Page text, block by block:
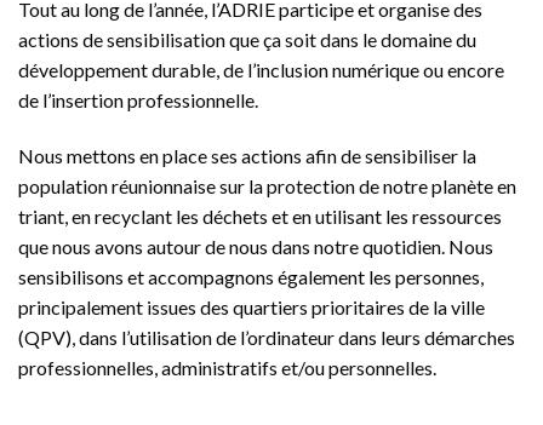
Tout au long de l’année, l’ADRIE participe et organise des
actions de sensibilisation que ça soit dans le domaine du
développement durable, de l’inclusion numérique ou encore
de l’insertion professionnelle.
Nous mettons en place ses actions afin de sensibiliser la
population réunionnaise sur la protection de notre planète en
triant, en recyclant les déchets et en utilisant les ressources
que nous avons autour de nous dans notre quotidien. Nous
sensibilisons et accompagnons également les personnes,
principalement issues des quartiers prioritaires de la ville
(QPV), dans l’utilisation de l’ordinateur dans leurs démarches
professionnelles, administratifs et/ou personnelles.